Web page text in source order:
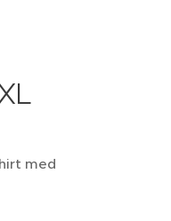
med